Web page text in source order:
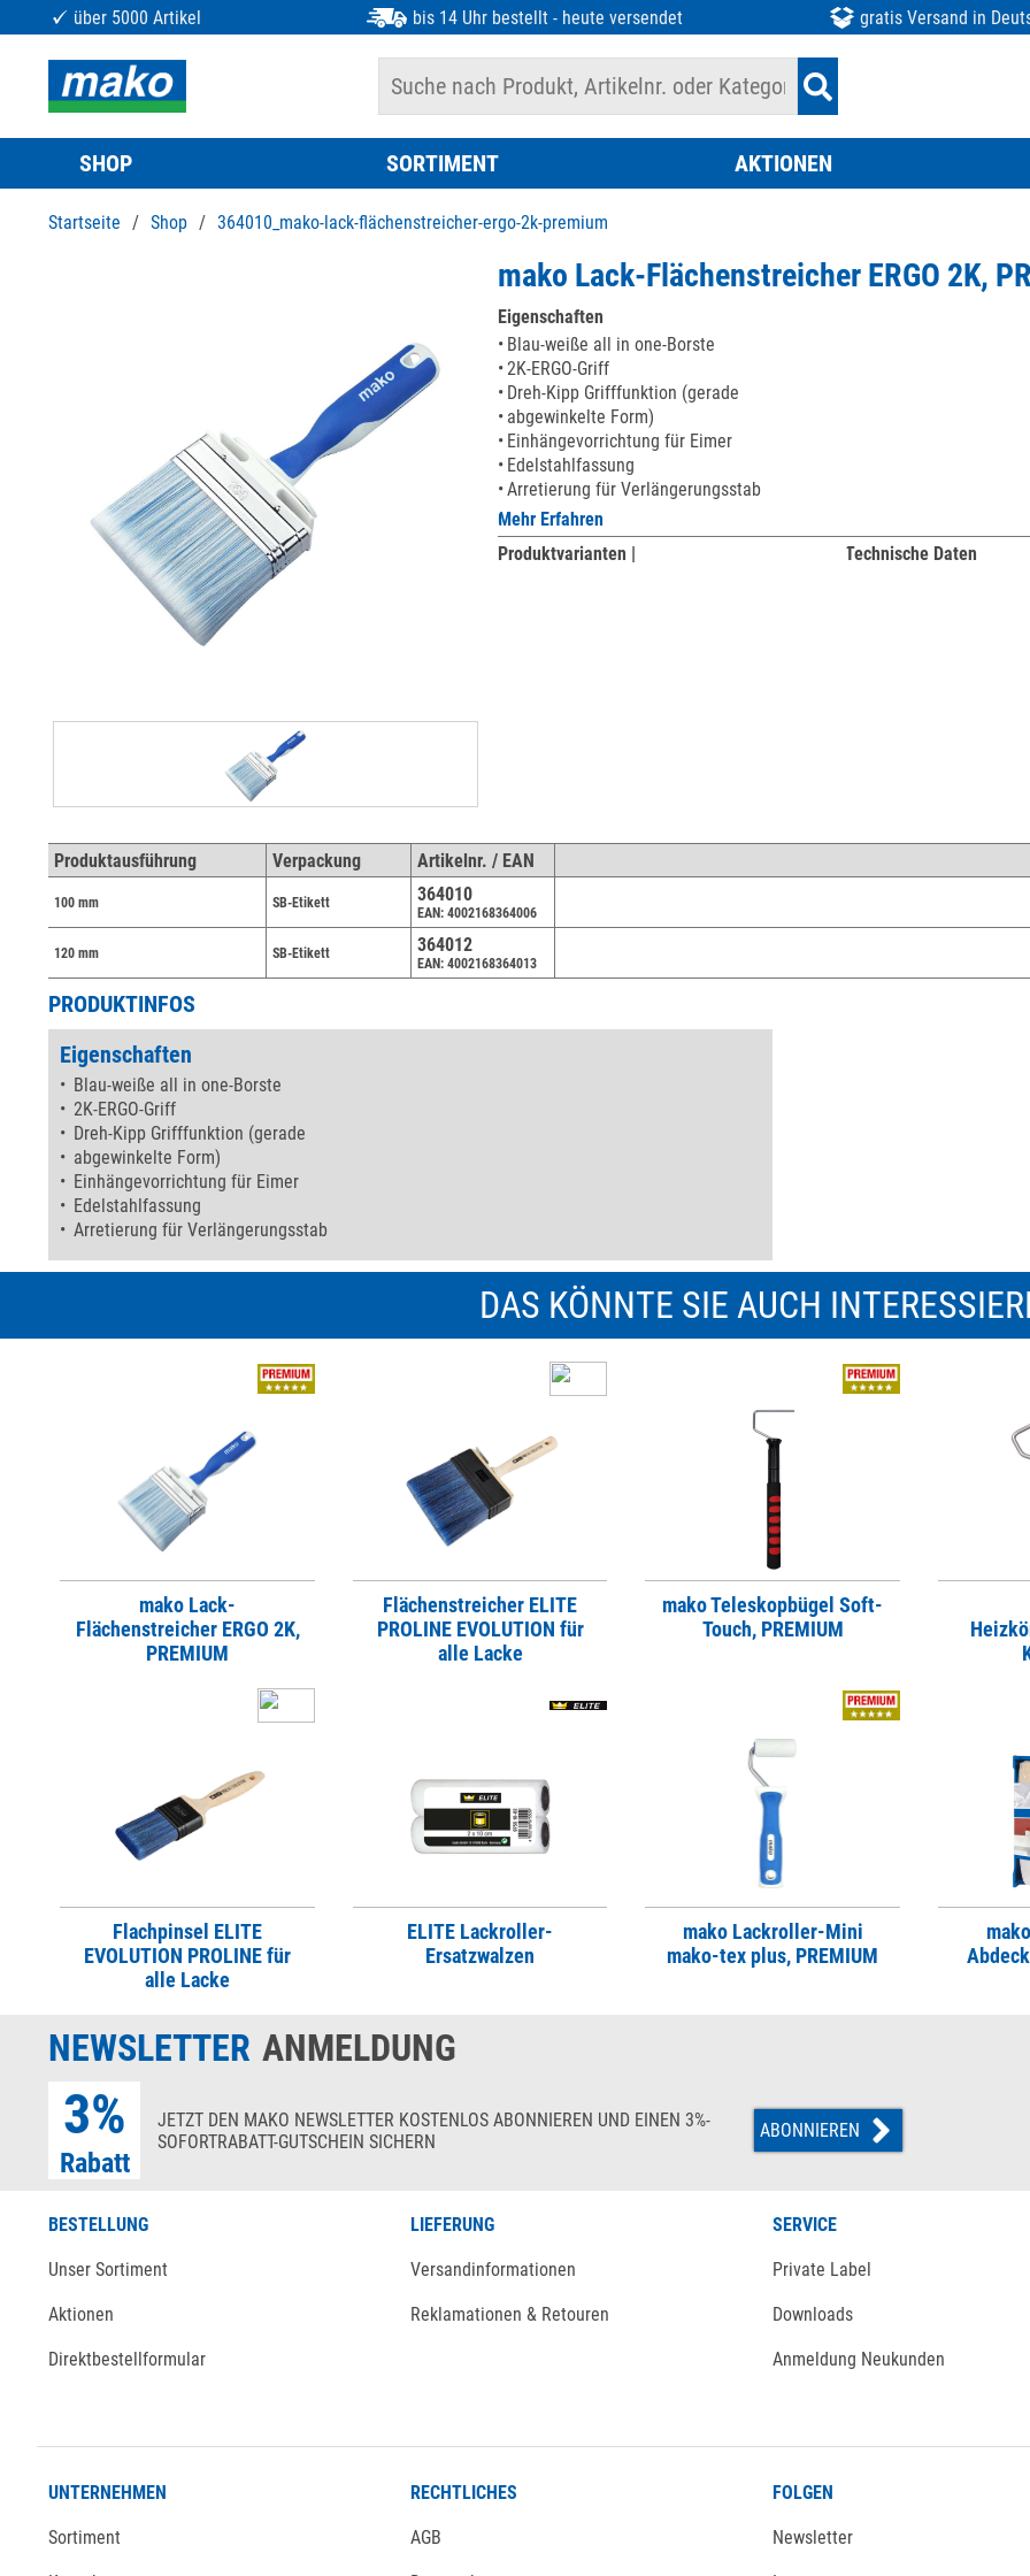
über 5000 Artikel bis 14 Uhr bestellt - heute versendet gratis Versand in
SHOP SORTIMENT AKTIONEN
Startseite / Shop / 364010_mako-lack-flächenstreicher-ergo-2k-premium
mako Lack-Flächenstreicher ERGO 2K,
Eigenschaften
Blau-weiße all in one-Borste
2K-ERGO-Griff
Dreh-Kipp Grifffunktion (gerade
abgewinkelte Form)
Einhängevorrichtung für Eimer
Edelstahlfassung
Arretierung für Verlängerungsstab
Mehr Erfahren
Produktvarianten |
Technische Daten
Produktausführung Verpackung Artikelnr. / EAN
100 mm SB-Etikett 364010
EAN: 4002168364006
120 mm SB-Etikett 364012
EAN: 4002168364013
PRODUKTINFOS
Eigenschaften
Blau-weiße all in one-Borste
2K-ERGO-Griff
Dreh-Kipp Grifffunktion (gerade
abgewinkelte Form)
Einhängevorrichtung für Eimer
Edelstahlfassung
Arretierung für Verlängerungsstab
DAS KÖNNTE SIE AUCH
mako Lack-
Flächenstreicher ERGO 2K,
PREMIUM
Flächenstreicher ELITE
PROLINE EVOLUTION für
alle Lacke
mako Teleskopbügel Soft-
Touch, PREMIUM
Flachpinsel ELITE
EVOLUTION PROLINE für
alle Lacke
ELITE Lackroller-
Ersatzwalzen
mako Lackroller-Mini
mako-tex plus, PREMIUM
NEWSLETTER ANMELDUNG
3%
Rabatt
JETZT DEN MAKO NEWSLETTER KOSTENLOS ABONNIEREN UND EINEN 3%-
SOFORTRABATT-GUTSCHEIN SICHERN
ABONNIEREN
BESTELLUNG
Unser Sortiment
Aktionen
Direktbestellformular
LIEFERUNG
Versandinformationen
Reklamationen & Retouren
SERVICE
Private Label
Downloads
Anmeldung Neukunden
UNTERNEHMEN
Sortiment
RECHTLICHES
AGB
FOLGEN
Newsletter